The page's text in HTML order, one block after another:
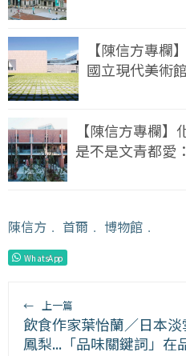
【陳信方專欄
國立現代美術館
【陳信方專欄
是不是文青都愛
陳信方 ﹒ 首爾 ﹒ 博物館 ﹒
WhatsApp
← 上一篇
飲食作家葉怡蘭／日本
鳳梨...「品味關鍵詞」在